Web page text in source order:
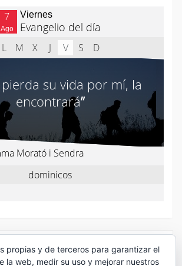
en Twitter!
propias y de terceros para garantizar el
la web, medir su uso y mejorar nuestros